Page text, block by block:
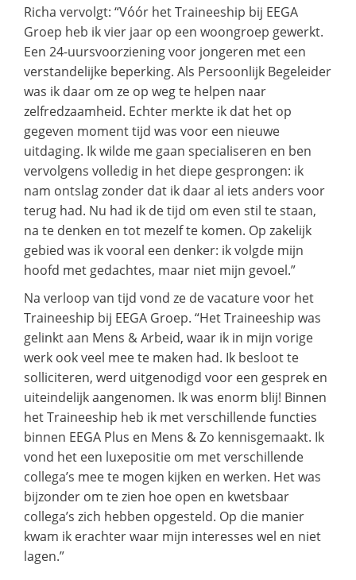
Richa vervolgt: “Vóór het Traineeship bij EEGA
Groep heb ik vier jaar op een woongroep gewerkt.
Een 24-uursvoorziening voor jongeren met een
verstandelijke beperking. Als Persoonlijk Begeleider
was ik daar om ze op weg te helpen naar
zelfredzaamheid. Echter merkte ik dat het op
gegeven moment tijd was voor een nieuwe
uitdaging. Ik wilde me gaan specialiseren en ben
vervolgens volledig in het diepe gesprongen: ik
nam ontslag zonder dat ik daar al iets anders voor
terug had. Nu had ik de tijd om even stil te staan,
na te denken en tot mezelf te komen. Op zakelijk
gebied was ik vooral een denker: ik volgde mijn
hoofd met gedachtes, maar niet mijn gevoel.”
Na verloop van tijd vond ze de vacature voor het
Traineeship bij EEGA Groep. “Het Traineeship was
gelinkt aan Mens & Arbeid, waar ik in mijn vorige
werk ook veel mee te maken had. Ik besloot te
solliciteren, werd uitgenodigd voor een gesprek en
uiteindelijk aangenomen. Ik was enorm blij! Binnen
het Traineeship heb ik met verschillende functies
binnen EEGA Plus en Mens & Zo kennisgemaakt. Ik
vond het een luxepositie om met verschillende
collega’s mee te mogen kijken en werken. Het was
bijzonder om te zien hoe open en kwetsbaar
collega’s zich hebben opgesteld. Op die manier
kwam ik erachter waar mijn interesses wel en niet
lagen.”